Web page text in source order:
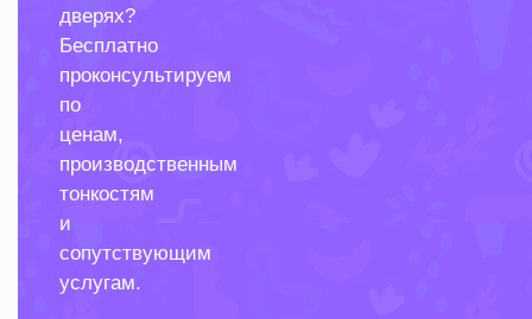
дверях?
Бесплатно
проконсультируем
по
ценам,
производственным
тонкостям
и
сопутствующим
услугам.